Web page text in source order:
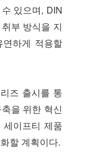
있으며, DIN
부 방식을 지
하게 적용할
즈 출시를 통
을 위한 혁신
이프티 제품
할 계획이다.